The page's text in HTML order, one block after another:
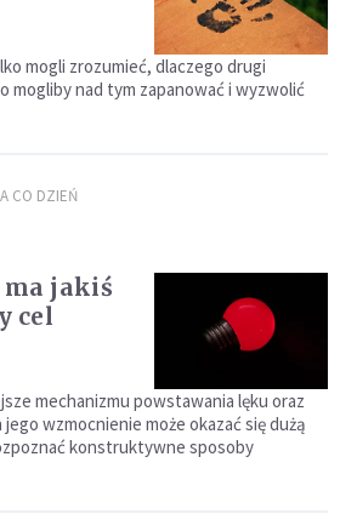
mogli zrozumieć, dlaczego drugi
mogliby nad tym zapanować i wyzwolić
CO DZIEŃ
ma jakiś
cel
mechanizmu powstawania lęku oraz
wzmocnienie może okazać się dużą
konstruktywne sposoby